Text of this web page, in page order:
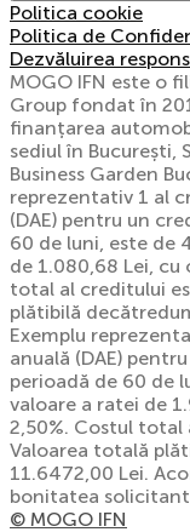
Politica cookie
Politica de
Dezvăluirea
MOGO IFN este o
Group fondat în
finanțarea
sediul în București,
Business Garden
reprezentativ 1 al
(DAE) pentru un
60 de luni, este de
de 1.080,68 Lei, cu
total al creditului
plătibilă
Exemplu
anuală (DAE)
perioadă de 60 de
valoare a ratei de
2,50%. Costul total
Valoarea totală
11.6472,00 Lei.
bonitatea
© MOGO IFN